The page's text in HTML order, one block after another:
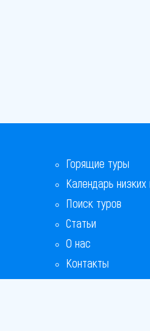
Горящие туры
Календарь низких
Поиск туров
Статьи
О нас
Контакты
Бонусная